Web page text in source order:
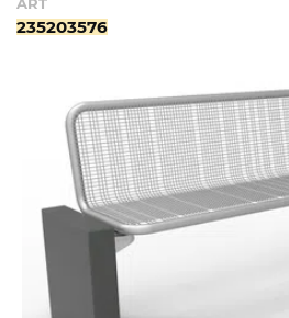
235203576